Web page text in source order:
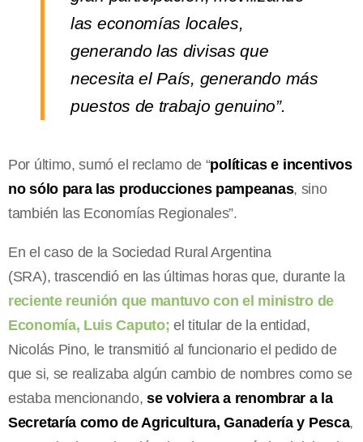
las economías locales,
generando las divisas que
necesita el País, generando más
puestos de trabajo genuino”.
Por último, sumó el reclamo de “políticas e incentivos
no sólo para las producciones pampeanas, sino
también las Economías Regionales”.
En el caso de la Sociedad Rural Argentina
(SRA), trascendió en las últimas horas que, durante la
reciente reunión que mantuvo con el ministro de
Economía, Luis Caputo;el titular de la entidad,
Nicolás Pino, le transmitió al funcionario el pedido de
que si, se realizaba algún cambio de nombres como se
estaba mencionando, se volviera a renombrar a la
Secretaría como de Agricultura, Ganadería y Pesca,